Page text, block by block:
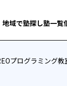
地域で塾探し塾一覧
プログラミング